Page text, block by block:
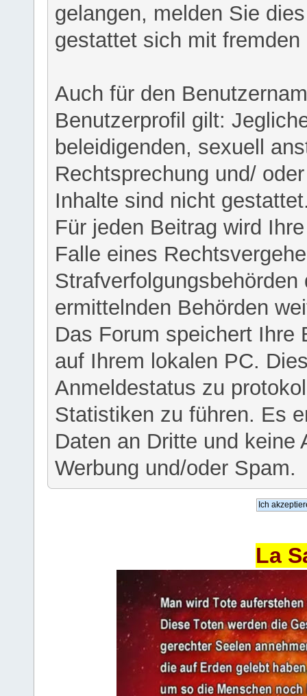
gelangen, melden Sie
gestattet sich mit
Auch für den
Benutzerprofil gilt:
beleidigenden, sexuell
Rechtsprechung und/
Inhalte sind nicht
Für jeden Beitrag wird
Falle eines
ermittelnden Behörden
Das Forum speichert Ihre
auf Ihrem lokalen PC.
Anmeldestatus zu
Statistiken zu führen. Es
Daten an Dritte und keine
Werbung und/oder Spam.
La